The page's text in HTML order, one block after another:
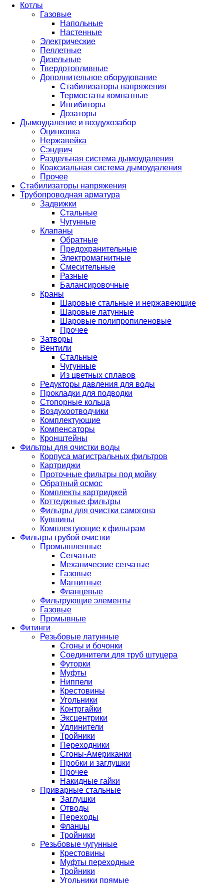
Котлы
Газовые
Напольные
Настенные
Электрические
Пеллетные
Дизельные
Твердотопливные
Дополнительное оборудование
Стабилизаторы напряжения
Термостаты комнатные
Ингибиторы
Дозаторы
Дымоудаление и воздухозабор
Оцинковка
Нержавейка
Сэндвич
Раздельная система дымоудаления
Коаксиальная система дымоудаления
Прочее
Стабилизаторы напряжения
Трубопроводная арматура
Задвижки
Стальные
Чугунные
Клапаны
Обратные
Предохранительные
Электромагнитные
Смесительные
Разные
Балансировочные
Краны
Шаровые стальные и нержавеющие
Шаровые латунные
Шаровые полипропиленовые
Прочее
Затворы
Вентили
Стальные
Чугунные
Из цветных сплавов
Редукторы давления для воды
Прокладки для подводки
Стопорные кольца
Воздухоотводчики
Комплектующие
Компенсаторы
Кронштейны
Фильтры для очистки воды
Корпуса магистральных фильтров
Картриджи
Проточные фильтры под мойку
Обратный осмос
Комплекты картриджей
Коттеджные фильтры
Фильтры для очистки самогона
Кувшины
Комплектующие к фильтрам
Фильтры грубой очистки
Промышленные
Сетчатые
Механические сетчатые
Газовые
Магнитные
Фланцевые
Фильтрующие элементы
Газовые
Промывные
Фитинги
Резьбовые латунные
Сгоны и бочонки
Соединители для труб штуцера
Футорки
Муфты
Ниппели
Крестовины
Угольники
Контргайки
Эксцентрики
Удлинители
Тройники
Переходники
Сгоны-Американки
Пробки и заглушки
Прочее
Накидные гайки
Приварные стальные
Заглушки
Отводы
Переходы
Фланцы
Тройники
Резьбовые чугунные
Крестовины
Муфты переходные
Тройники
Угольники прямые